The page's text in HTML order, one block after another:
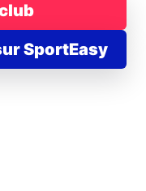
SportEasy